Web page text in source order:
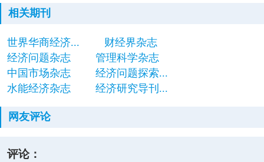
相关期刊
世界华商经济...
财经界杂志
经济问题杂志
管理科学杂志
中国市场杂志
经济问题探索...
水能经济杂志
经济研究导刊...
网友评论
评论：